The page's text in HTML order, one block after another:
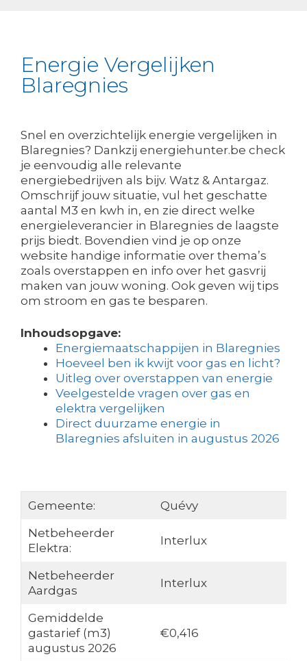
Energie Vergelijken
Blaregnies
Snel en overzichtelijk energie vergelijken in
Blaregnies? Dankzij energiehunter.be check
je eenvoudig alle relevante
energiebedrijven als bijv. Watz & Antargaz.
Omschrijf jouw situatie, vul het geschatte
aantal M3 en kwh in, en zie direct welke
energieleverancier in Blaregnies de laagste
prijs biedt. Bovendien vind je op onze
website handige informatie over thema’s
zoals overstappen en info over het gasvrij
maken van jouw woning. Ook geven wij tips
om stroom en gas te besparen.
Inhoudsopgave:
Energiemaatschappijen in Blaregnies
Hoeveel ben ik kwijt voor gas en licht?
Uitleg over overstappen van energie
Veelgestelde vragen over gas en
elektra vergelijken
Direct duurzame energie in
Blaregnies afsluiten in augustus 2026
Gemeente:
Quévy
Netbeheerder
Elektra:
Interlux
Netbeheerder
Aardgas
Interlux
Gemiddelde
gastarief (m3)
augustus 2026
€0,416